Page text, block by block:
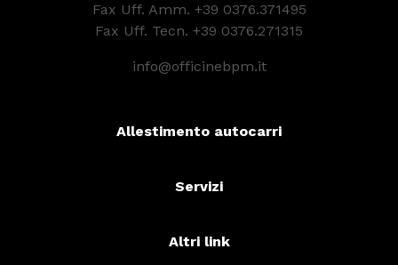
Fax Uff. Amm. +39 0376.371495
Fax Uff. Tecn. +39 0376.271315
info@officinebpm.it
Allestimento autocarri
Servizi
Altri link